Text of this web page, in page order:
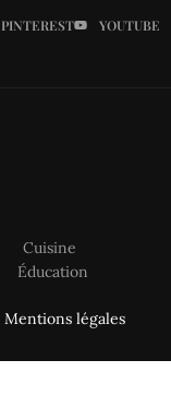
PINTEREST
YOUTUBE
Cuisine
Éducation
Mentions légales